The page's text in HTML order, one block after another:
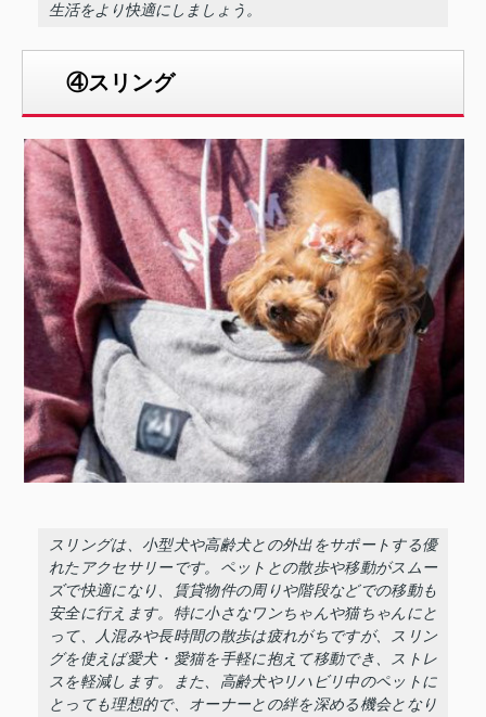
生活をより快適にしましょう。
④スリング
スリングは、小型犬や高齢犬との外出をサポートする優
れたアクセサリーです。ペットとの散歩や移動がスムー
ズで快適になり、賃貸物件の周りや階段などでの移動も
安全に行えます。特に小さなワンちゃんや猫ちゃんにと
って、人混みや長時間の散歩は疲れがちですが、スリン
グを使えば愛犬・愛猫を手軽に抱えて移動でき、ストレ
スを軽減します。また、高齢犬やリハビリ中のペットに
とっても理想的で、オーナーとの絆を深める機会となり